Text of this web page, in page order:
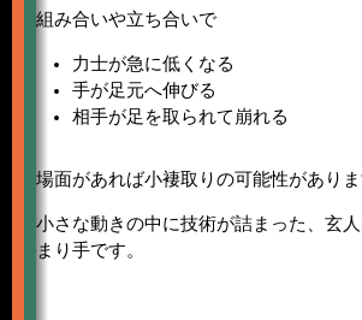
組み合いや立ち合いで
力士が急に低くなる
手が足元へ伸びる
相手が足を取られて崩れる
場面があれば小褄取りの可能性がありま
小さな動きの中に技術が詰まった、玄
まり手です。